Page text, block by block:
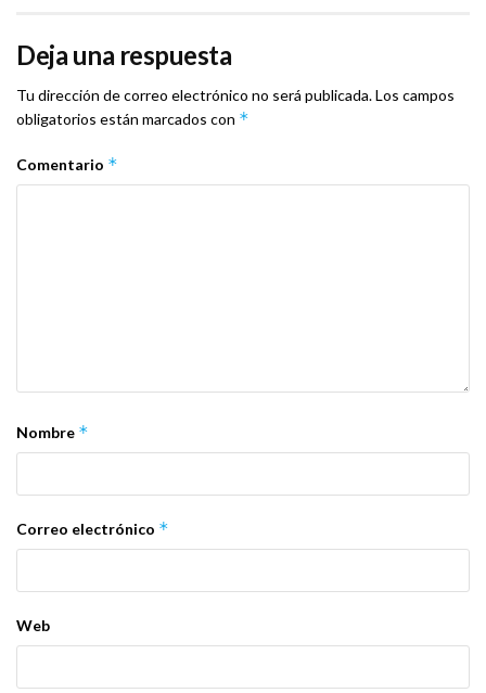
Deja una respuesta
Tu dirección de correo electrónico no será publicada.Los campos
obligatorios están marcados con *
Comentario *
Nombre *
Correo electrónico *
Web